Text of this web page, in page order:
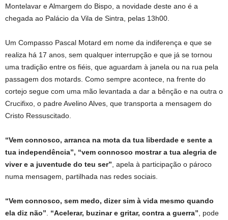
Montelavar e Almargem do Bispo, a novidade deste ano é a
chegada ao Palácio da Vila de Sintra, pelas 13h00.
Um Compasso Pascal Motard em nome da indiferença e que se
realiza há 17 anos, sem qualquer interrupção e que já se tornou
uma tradição entre os fiéis, que aguardam à janela ou na rua pela
passagem dos motards. Como sempre acontece, na frente do
cortejo segue com uma mão levantada a dar a bênção e na outra o
Crucifixo, o padre Avelino Alves, que transporta a mensagem do
Cristo Ressuscitado.
“Vem connosco, arranca na mota da tua liberdade e sente a
tua independência”, “vem connosco mostrar a tua alegria de
viver e a juventude do teu ser” , apela à participação o pároco
numa mensagem, partilhada nas redes sociais.
“Vem connosco, sem medo, dizer sim à vida mesmo quando
ela diz não”
“Acelerar, buzinar e gritar, contra a guerra” , pode